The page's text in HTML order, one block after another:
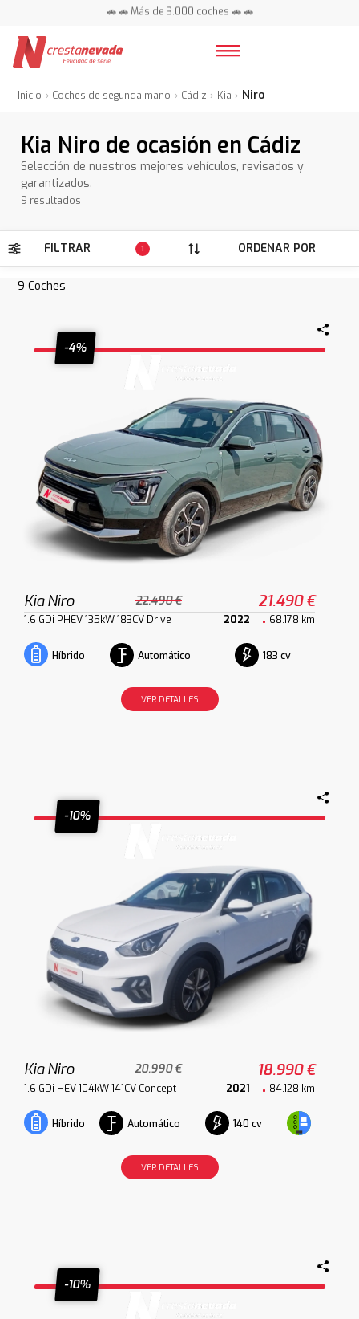
🚗 🚗 Más de 3.000 coches 🚗 🚗
Inicio Coches de segunda mano Cádiz Kia Niro
Kia Niro de ocasión en Cádiz
Selección de nuestros mejores vehículos, revisados y
garantizados.
9 resultados
FILTRAR 1 ORDENAR POR
9 Coches
-4%
Kia Niro 22.490 € 21.490 €
1.6 GDi PHEV 135kW 183CV Drive 2022 68.178 km
Híbrido Automático 183 cv
VER DETALLES
-10%
Kia Niro 20.990 € 18.990 €
1.6 GDi HEV 104kW 141CV Concept 2021 84.128 km
Híbrido Automático 140 cv
VER DETALLES
-10%